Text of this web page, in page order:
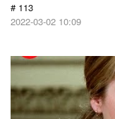
# 113
2022-03-02 10:09